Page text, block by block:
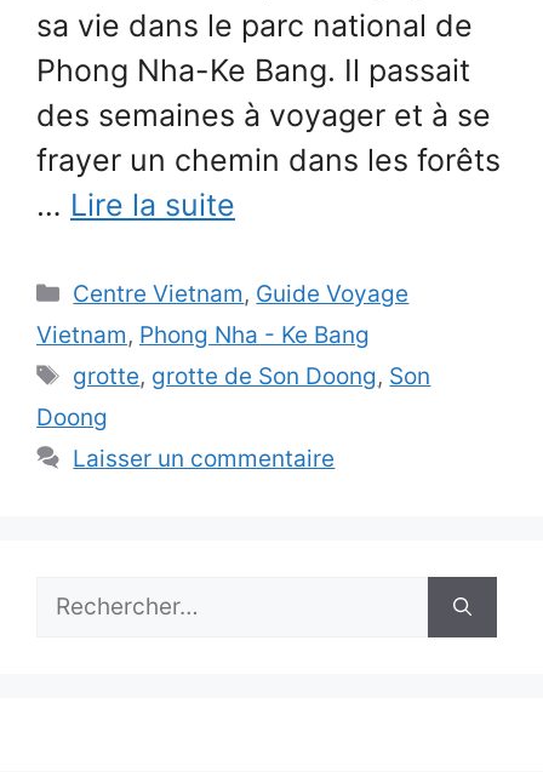
sa vie dans le parc national de
Phong Nha-Ke Bang. Il passait
des semaines à voyager et à se
frayer un chemin dans les forêts
… Lire la suite
Catégories
Centre Vietnam, Guide Voyage
Vietnam, Phong Nha - Ke Bang
Étiquettes
grotte, grotte de Son Doong, Son
Doong
Laisser un commentaire
Rechercher :